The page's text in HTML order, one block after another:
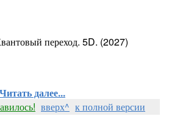
переход. 5D. (2027)
Читать далее...
вверх^ к полной версии